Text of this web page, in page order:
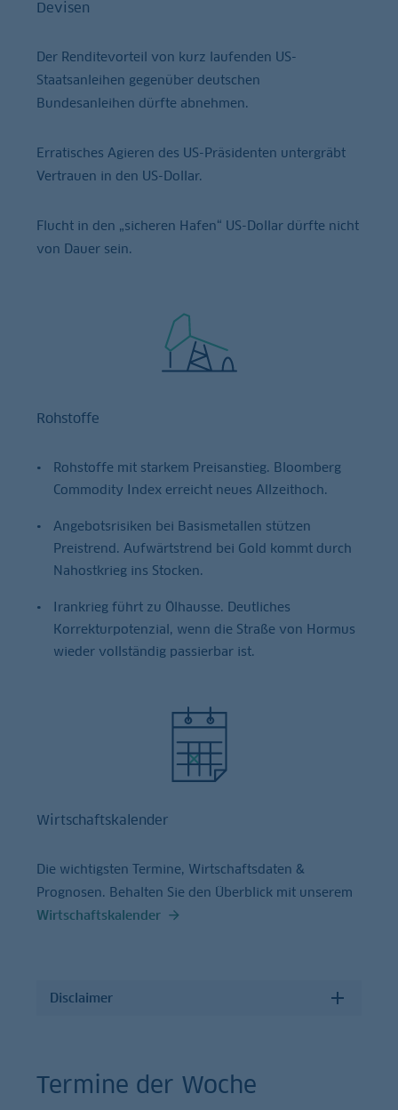
Devisen
Der Renditevorteil von kurz laufenden US-
Staatsanleihen gegenüber deutschen
Bundesanleihen dürfte abnehmen.
Erratisches Agieren des US-Präsidenten untergräbt
Vertrauen in den US-Dollar.
Flucht in den „sicheren Hafen“ US-Dollar dürfte nicht
von Dauer sein.
Rohstoffe
Rohstoffe mit starkem Preisanstieg. Bloomberg
Commodity Index erreicht neues Allzeithoch.
Angebotsrisiken bei Basismetallen stützen
Preistrend. Aufwärtstrend bei Gold kommt durch
Nahostkrieg ins Stocken.
Irankrieg führt zu Ölhausse. Deutliches
Korrekturpotenzial, wenn die Straße von Hormus
wieder vollständig passierbar ist.
Wirtschaftskalender
Die wichtigsten Termine, Wirtschaftsdaten &
Prognosen. Behalten Sie den Überblick mit unserem
Wirtschaftskalender
Disclaimer
Termine der Woche